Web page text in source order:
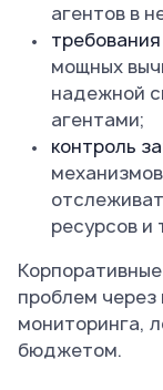
агентов в
мощных
надежной
агентами;
контроль
ресурсов и
проблем
мониторинга,
бюджетом.